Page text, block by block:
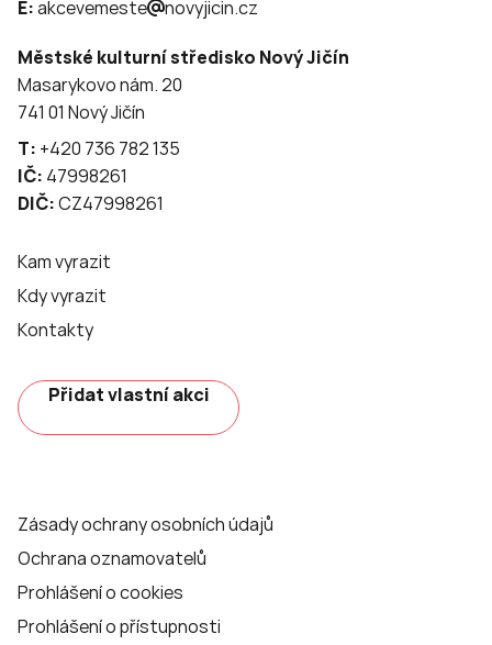
E:akcevemeste novyjicin.cz
Městské kulturní středisko Nový Jičín
Masarykovo nám. 20
741 01 Nový Jičín
T: +420 736 782 135
IČ: 47998261
DIČ:CZ47998261
Kam vyrazit
Kdy vyrazit
Kontakty
Přidat vlastní akci
Zásady ochrany osobních údajů
Ochrana oznamovatelů
Prohlášení o cookies
Prohlášení o přístupnosti